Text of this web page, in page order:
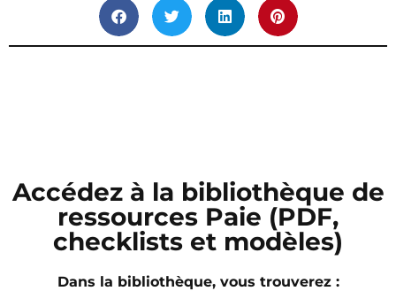
Accédez à la bibliothèque de
ressources Paie (PDF,
checklists et modèles)
Dans la bibliothèque, vous trouverez :